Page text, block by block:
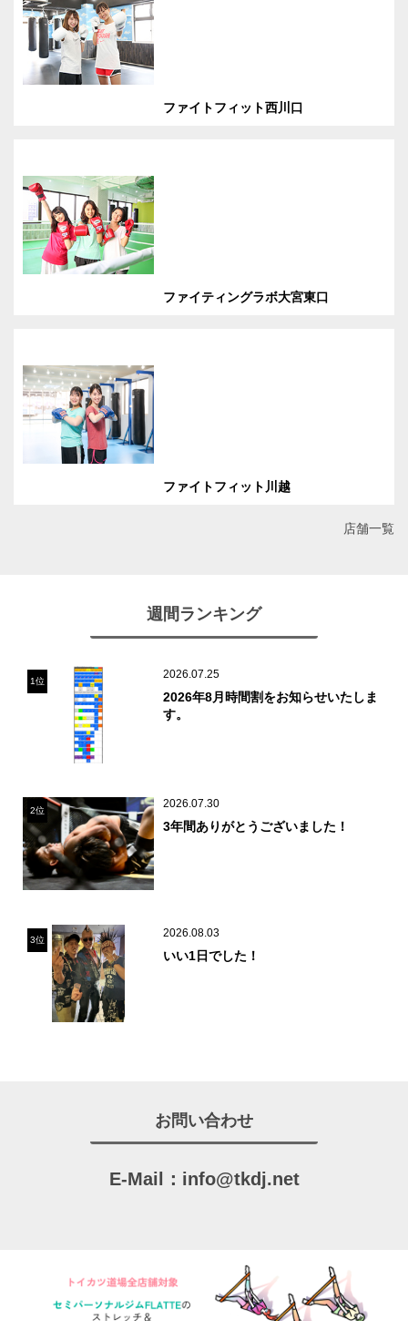
ファイトフィット西川口
ファイティングラボ大宮東口
ファイトフィット川越
店舗一覧
週間ランキング
1位
2026.07.25
2026年8月時間割をお知らせいたしま
す。
2位
2026.07.30
3年間ありがとうございました！
3位
2026.08.03
いい1日でした！
お問い合わせ
E-Mail： info@tkdj.net